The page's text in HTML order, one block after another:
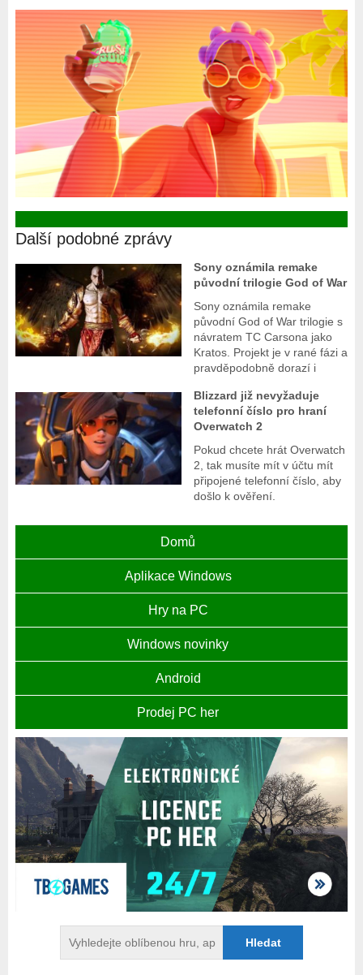
Další podobné zprávy
Sony oznámila remake
původní trilogie God of War
Sony oznámila remake
původní God of War trilogie s
návratem TC Carsona jako
Kratos. Projekt je v rané fázi a
pravděpodobně dorazí i
Blizzard již nevyžaduje
telefonní číslo pro hraní
Overwatch 2
Pokud chcete hrát Overwatch
2, tak musíte mít v účtu mít
připojené telefonní číslo, aby
došlo k ověření.
Domů
Aplikace Windows
Hry na PC
Windows novinky
Android
Prodej PC her